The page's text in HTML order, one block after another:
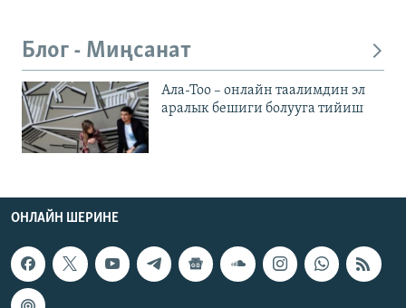
Блог - Миңсанат
Ала-Тоо – онлайн таалимдин эл
аралык бешиги болууга тийиш
ОНЛАЙН ШЕРИНЕ